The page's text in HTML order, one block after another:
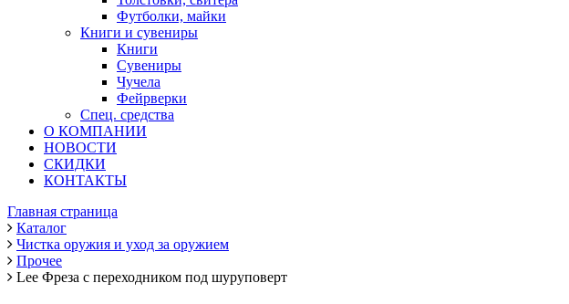
Футболки, майки
Книги и сувениры
Книги
Сувениры
Чучела
Фейрверки
Спец. средства
О КОМПАНИИ
НОВОСТИ
СКИДКИ
КОНТАКТЫ
Главная страница
Каталог
Чистка оружия и уход за оружием
Прочее
Lee Фреза с переходником под шуруповерт